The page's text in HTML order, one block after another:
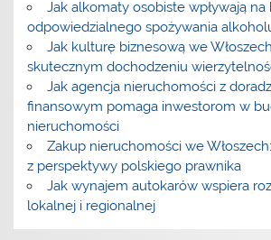
Jak alkomaty osobiste wpływają
odpowiedzialnego spożywania
Jak kulturę biznesową we
skutecznym dochodzeniu
Jak agencja nieruchomości z
finansowym pomaga inwestorom w
nieruchomości
Zakup nieruchomości we
z perspektywy polskiego prawnika
Jak wynajem autokarów wspiera
lokalnej i regionalnej